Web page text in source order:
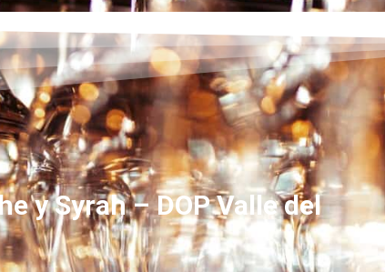
y Syrah – DOP Valle del